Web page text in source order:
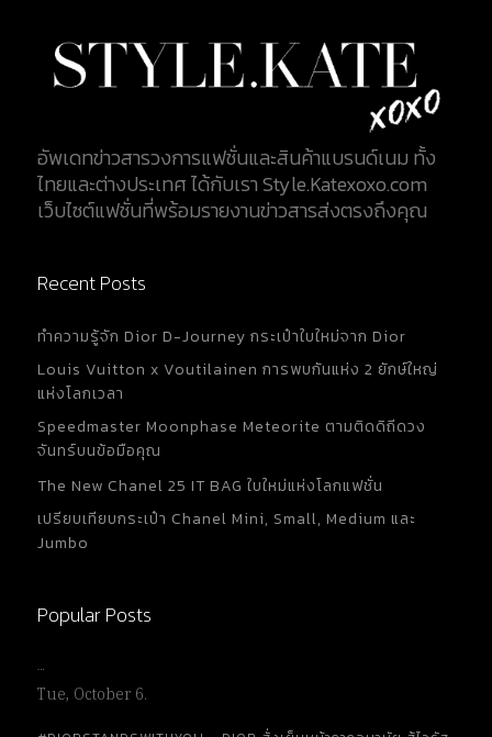
อัพเดทข่าวสารวงการแฟชั่นและสินค้าแบรนด์เนม ทั้ง
ไทยและต่างประเทศ ได้กับเรา Style.Katexoxo.com
เว็บไซต์แฟชั่นที่พร้อมรายงานข่าวสารส่งตรงถึงคุณ
Recent Posts
ทำความรู้จัก Dior D-Journey กระเป๋าใบใหม่จาก Dior
Louis Vuitton x Voutilainen การพบกันแห่ง 2 ยักษ์ใหญ่
แห่งโลกเวลา
Speedmaster Moonphase Meteorite ตามติดดิถีดวง
จันทร์บนข้อมือคุณ
The New Chanel 25 IT BAG ใบใหม่แห่งโลกแฟชั่น
เปรียบเทียบกระเป๋า Chanel Mini, Small, Medium และ
Jumbo
Popular Posts
…
Tue, October 6.